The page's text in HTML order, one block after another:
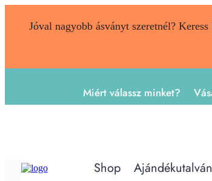
Jóval nagyobb ásványt szeretnél?
Miért válassz minket?
Shop